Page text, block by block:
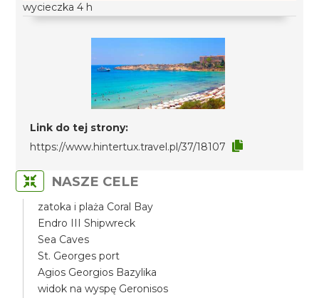
wycieczka 4 h
Link do tej strony:
https://www.hintertux.travel.pl/37/18107
NASZE CELE
zatoka i plaża Coral Bay
Endro III Shipwreck
Sea Caves
St. Georges port
Agios Georgios Bazylika
widok na wyspę Geronisos